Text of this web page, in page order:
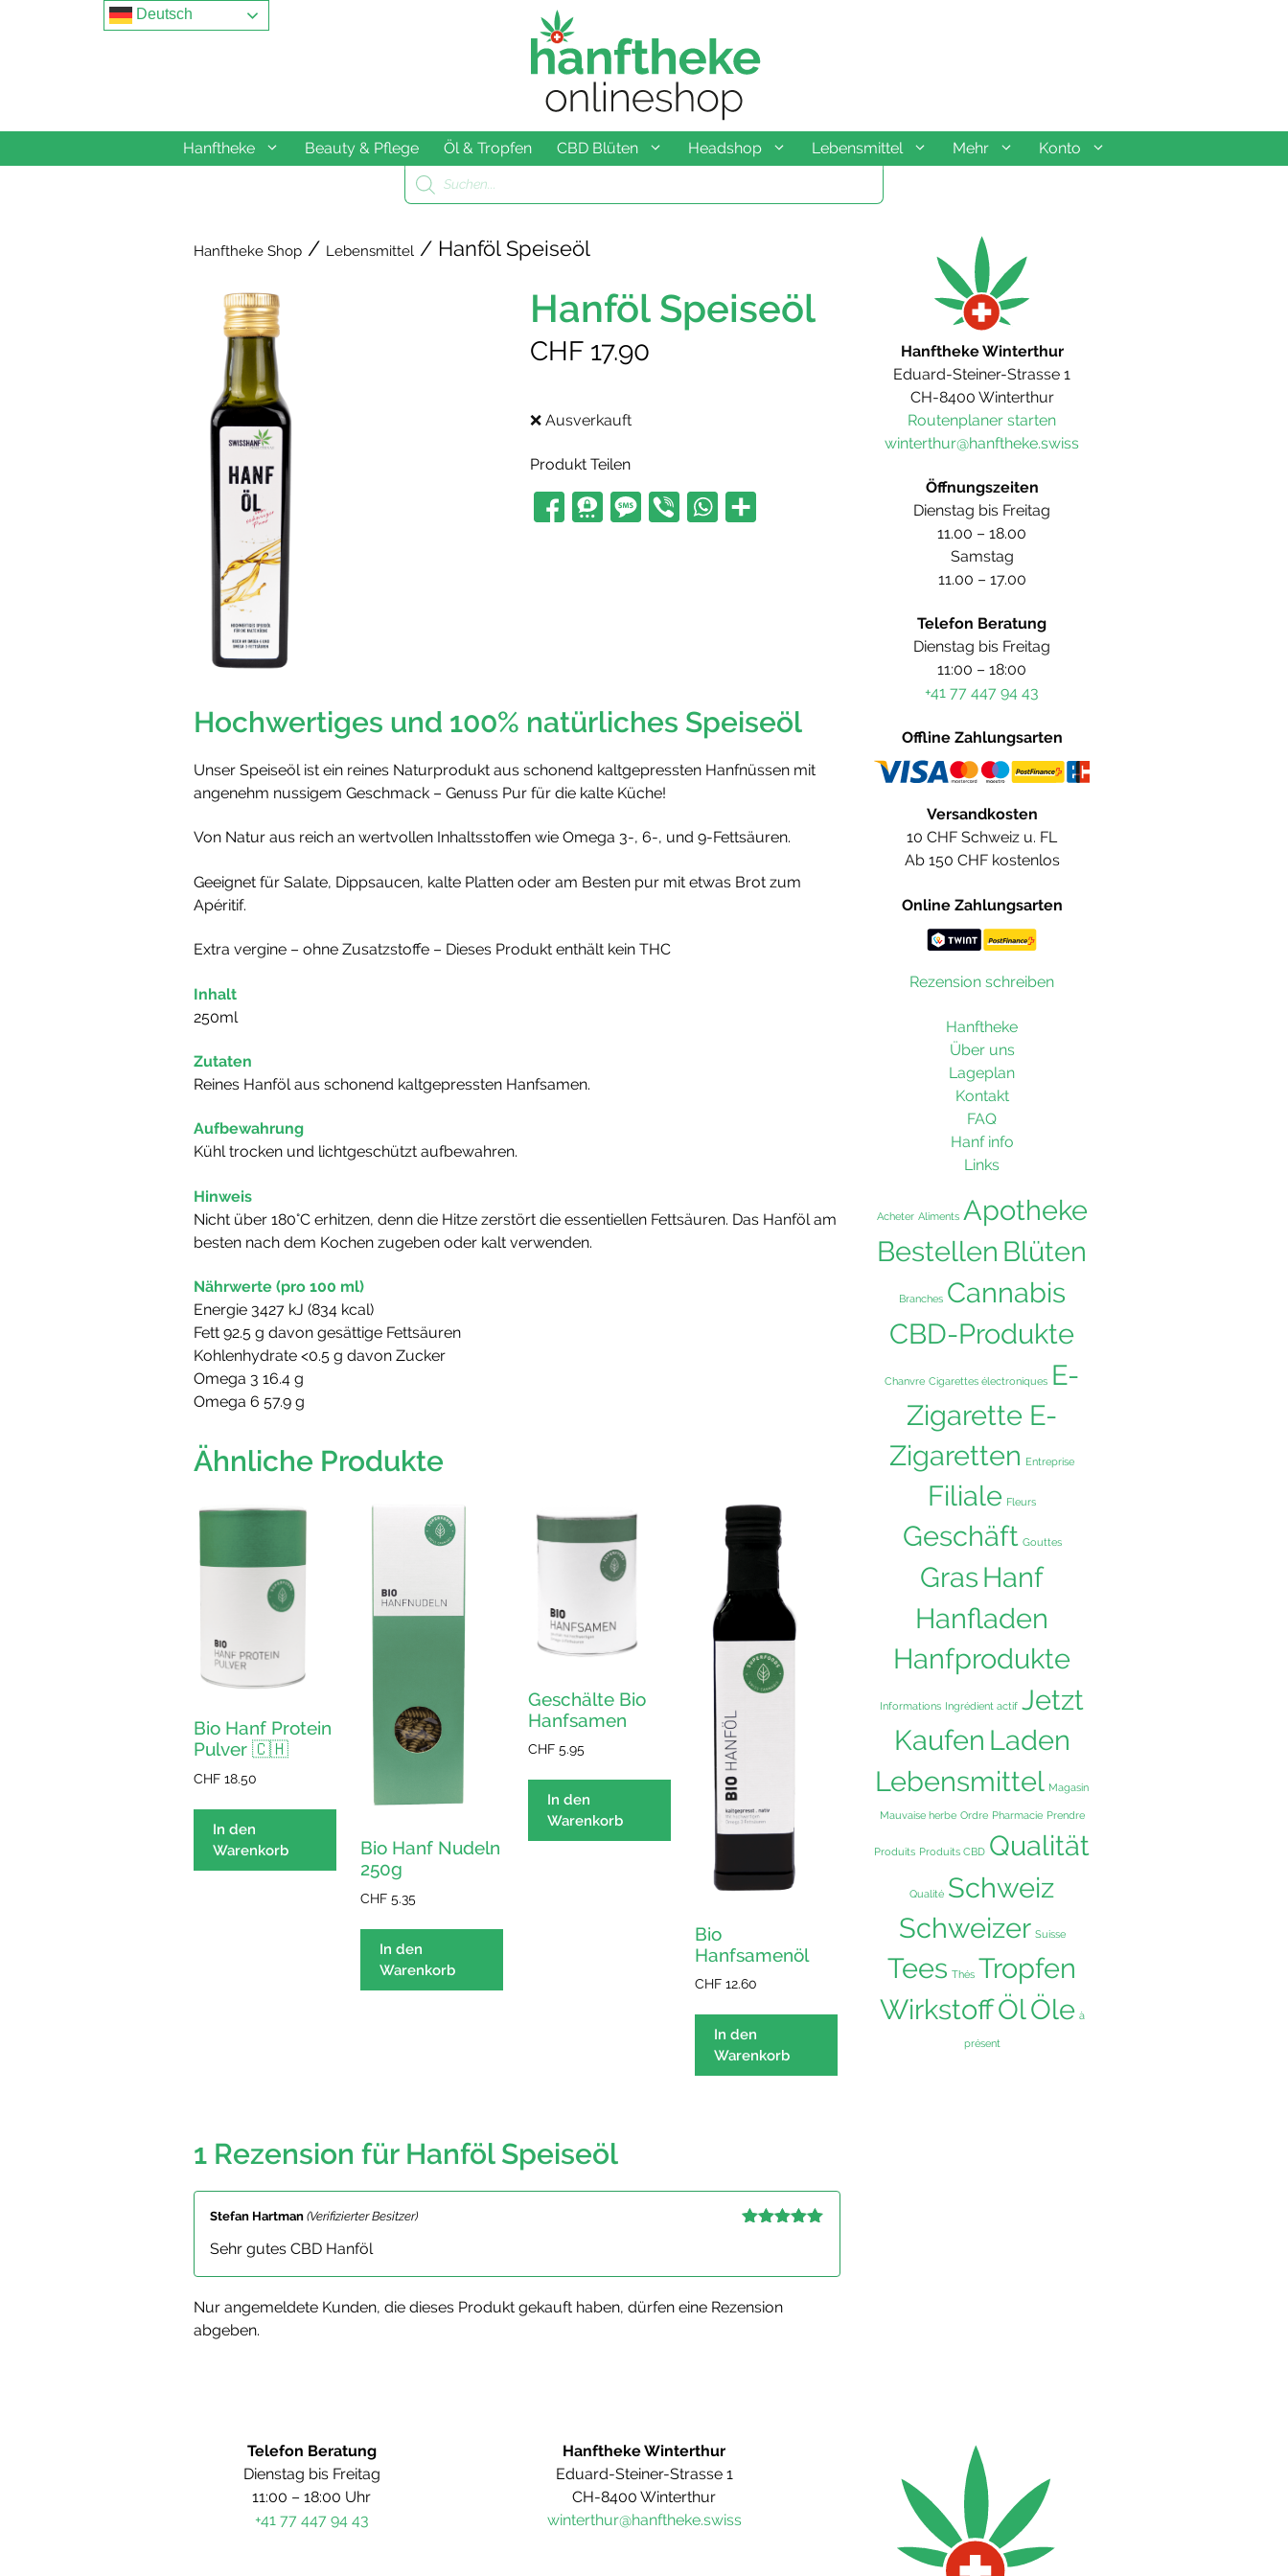
Hanftheke Beauty & Pflege Öl & Tropfen CBD Blüten Headshop Lebensmittel Mehr
Konto
Products
search
Hanftheke Shop / Lebensmittel / Hanföl Speiseöl
Hanföl Speiseöl
CHF 17.90
❌ Ausverkauft
Produkt Teilen
Hochwertiges und 100% natürliches Speiseöl
Unser Speiseöl ist ein reines Naturprodukt aus schonend kaltgepressten Hanfnüssen mit
angenehm nussigem Geschmack – Genuss Pur für die kalte Küche!
Von Natur aus reich an wertvollen Inhaltsstoffen wie Omega 3-, 6-, und 9-Fettsäuren.
Geeignet für Salate, Dippsaucen, kalte Platten oder am Besten pur mit etwas Brot zum
Apéritif.
Extra vergine – ohne Zusatzstoffe – Dieses Produkt enthält kein THC
Inhalt
250ml
Zutaten
Reines Hanföl aus schonend kaltgepressten Hanfsamen.
Aufbewahrung
Kühl trocken und lichtgeschützt aufbewahren.
Hinweis
Nicht über 180°C erhitzen, denn die Hitze zerstört die essentiellen Fettsäuren. Das Hanföl am
besten nach dem Kochen zugeben oder kalt verwenden.
Nährwerte (pro 100 ml)
Energie 3427 kJ (834 kcal)
Fett 92.5 g davon gesättige Fettsäuren
Kohlenhydrate <0.5 g davon Zucker
Omega 3 16.4 g
Omega 6 57.9 g
Ähnliche Produkte
Bio Hanf Protein
Pulver 🇨🇭
CHF 18.50
In den
Warenkorb
Bio Hanf Nudeln
250g
CHF 5.35
In den
Warenkorb
Geschälte Bio
Hanfsamen
CHF5.95
In den
Warenkorb
Bio
Hanfsamenöl
CHF 12.60
In den
Warenkorb
1 Rezension für Hanföl Speiseöl
Stefan Hartman (Verifizierter Besitzer)
Sehr gutes CBD Hanföl
Nur angemeldete Kunden, die dieses Produkt gekauft haben, dürfen eine Rezension
abgeben.
Hanftheke Winterthur
Eduard-Steiner-Strasse 1
CH-8400 Winterthur
Routenplaner starten
winterthur@hanftheke.swiss
Öffnungszeiten
Dienstag bis Freitag
11.00 – 18.00
Samstag
11.00 – 17.00
Telefon Beratung
Dienstag bis Freitag
11:00 – 18:00
+41 77 447 94 43
Offline Zahlungsarten
Versandkosten
10 CHF Schweiz u. FL
Ab 150 CHF kostenlos
Online Zahlungsarten
Rezension schreiben
Hanftheke
Über uns
Lageplan
Kontakt
FAQ
Hanf info
Links
Acheter Aliments Apotheke
Bestellen Blüten
Branches Cannabis
CBD-Produkte
Chanvre Cigarettes électroniques E-
Zigarette E-
Zigaretten Entreprise
Filiale Fleurs
Geschäft Gouttes
Gras Hanf
Hanfladen
Hanfprodukte
Informations Ingrédient actif Jetzt
Kaufen Laden
Lebensmittel Magasin
Mauvaise herbe Ordre Pharmacie Prendre
Produits Produits CBD Qualität
Qualité Schweiz
Schweizer Suisse
Tees Thés Tropfen
WirkstoffÖlÖle à
présent
Telefon Beratung
Dienstag bis Freitag
11:00 – 18:00 Uhr
+41 77 447 94 43
Hanftheke Winterthur
Eduard-Steiner-Strasse 1
CH-8400 Winterthur
winterthur@hanftheke.swiss
Deutsch